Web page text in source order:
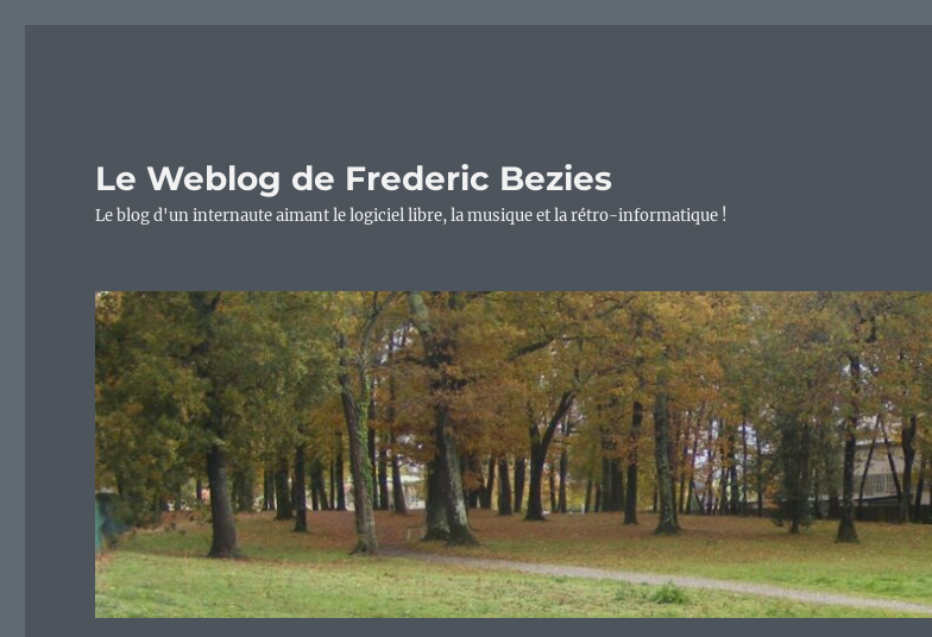
Le Weblog de Frederic Bezies
Le blog d'un internaute aimant le logiciel libre, la musique et la rétro-informatique !